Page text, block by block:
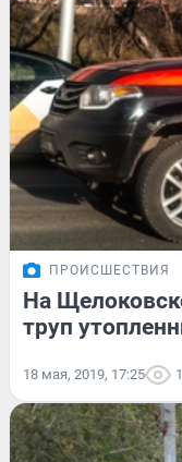
ПРОИСШЕСТВИЯ
На
труп
18 мая, 2019, 17:25